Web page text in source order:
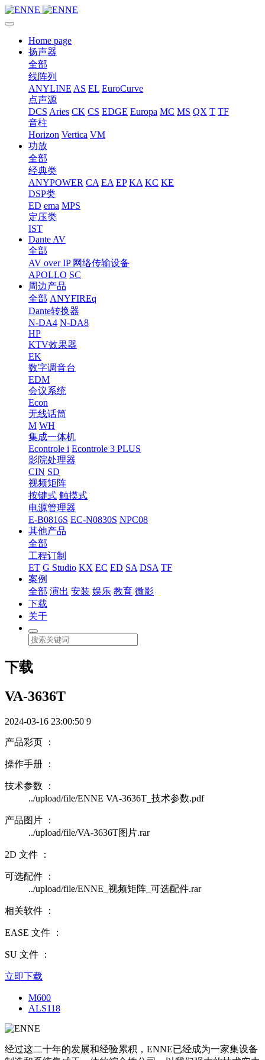
Home page
扬声器
全部
线阵列
ANYLINE AS EL EuroCurve
点声源
DCS Aries CK CS EDGE Europa MC MS QX T TF
音柱
Horizon Vertica VM
功放
全部
经典类
ANYPOWER CA EA EP KA KC KE
DSP类
ED ema MPS
定压类
IST
Dante AV
全部
AV over IP 网络传输设备
APOLLO SC
周边产品
全部 ANYFIREq
Dante转换器
N-DA4 N-DA8
HP
KTV效果器
EK
数字调音台
EDM
会议系统
Econ
无线话筒
M WH
集成一体机
Econtrole i Econtrole 3 PLUS
影院处理器
CIN SD
视频矩阵
按键式 触摸式
电源管理器
E-B0816S EC-N0830S NPC08
其他产品
全部
工程订制
ET G Studio KX EC ED SA DSA TF
案例
全部 演出 安装 娱乐 教育 微影
下载
关于
下载
VA-3636T
2024-03-16 23:00:50 9
产品彩页 ：
操作手册 ：
技术参数 ：
../upload/file/ENNE VA-3636T_技术参数.pdf
产品图片 ：
../upload/file/VA-3636T图片.rar
2D 文件 ：
可选配件 ：
../upload/file/ENNE_视频矩阵_可选配件.rar
相关软件 ：
EASE 文件 ：
SU 文件 ：
立即下载
M600
ALS118
经过这二十年的发展和经验累积，ENNE已经成为一家集设备